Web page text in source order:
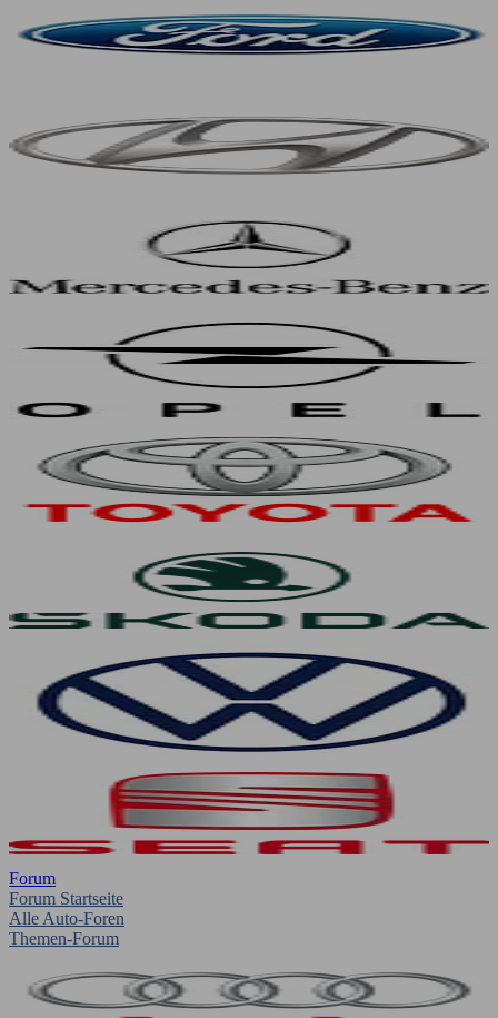
Forum
Forum Startseite
Alle Auto-Foren
Themen-Forum